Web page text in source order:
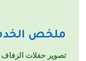
ملخص
تصوير حفلات الزفاف